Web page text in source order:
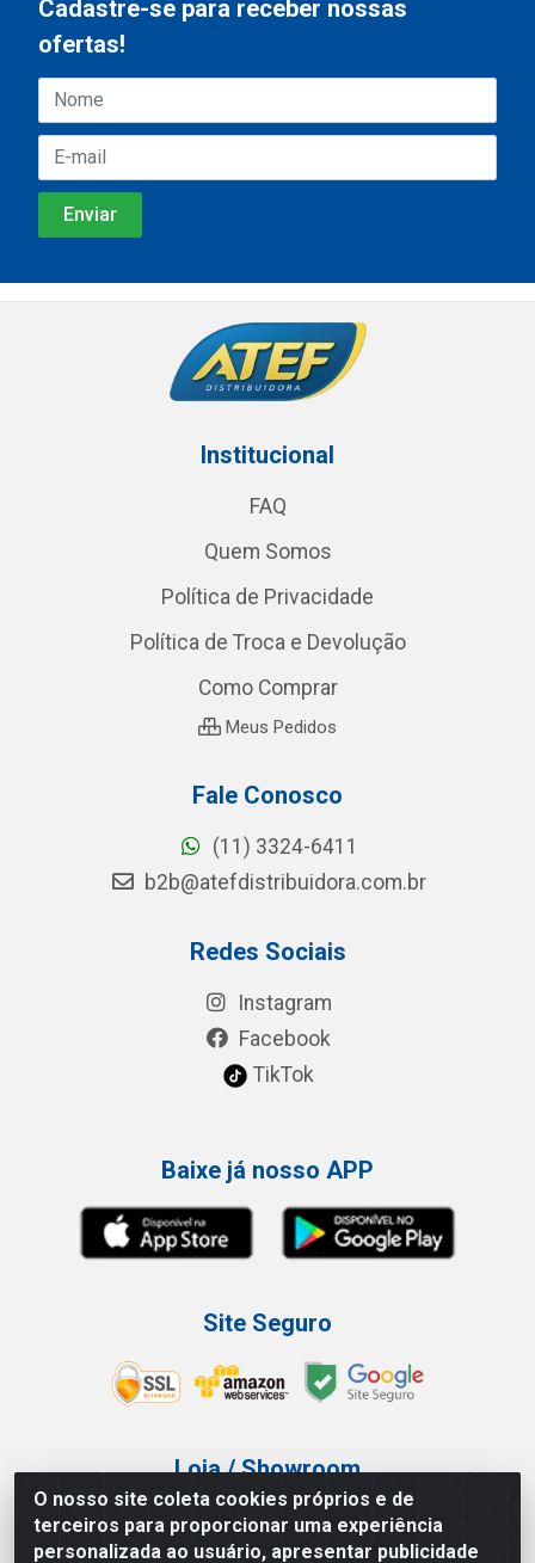
O nosso site coleta cookies próprios e de
terceiros para proporcionar uma experiência
personalizada ao usuário, apresentar publicidade
Cadastre-se para receber nossas
ofertas!
Institucional
FAQ
Quem Somos
Política de Privacidade
Política de Troca e Devolução
Como Comprar
Meus Pedidos
Fale Conosco
(11) 3324-6411
b2b@atefdistribuidora.com.br
Redes Sociais
Instagram
Facebook
TikTok
Baixe já nosso APP
Site Seguro
Loja / Showroom
Tel.: (11) 3227-0546
Av Vautier, 587/597 - Pari - São Paulo/SP